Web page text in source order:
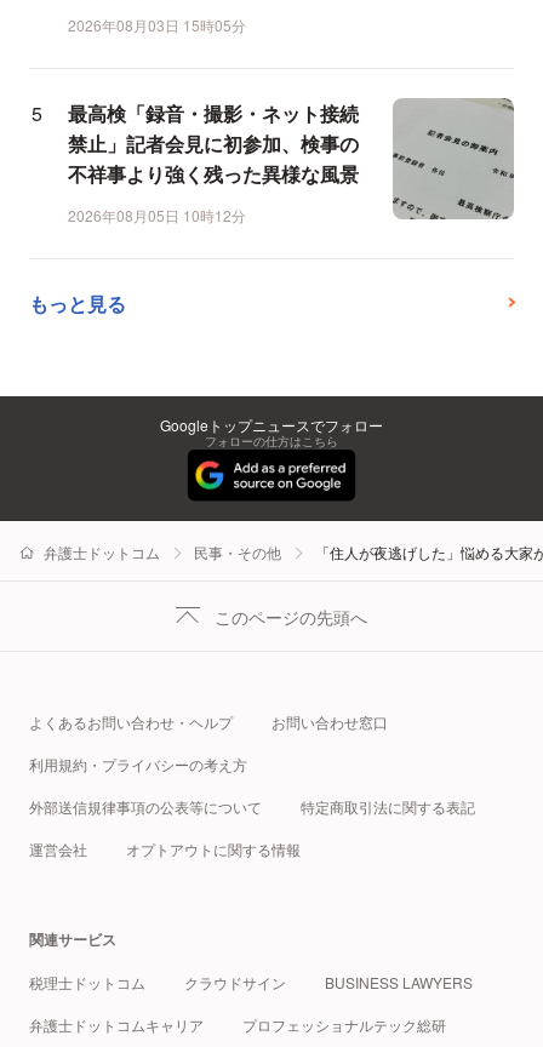
2026年08月03日 15時05分
最高検「録音・撮影・ネット接続
禁止」記者会見に初参加、検事の
不祥事より強く残った異様な風景
2026年08月05日 10時12分
もっと見る
Googleトップニュースでフォロー
フォローの仕方はこちら
弁護士ドットコム 民事・その他 「住人が夜逃げした」悩める大
このページの先頭へ
よくあるお問い合わせ・ヘルプ お問い合わせ窓口
利用規約・プライバシーの考え方
外部送信規律事項の公表等について 特定商取引法に関する表記
運営会社 オプトアウトに関する情報
関連サービス
税理士ドットコム クラウドサイン BUSINESS LAWYERS
弁護士ドットコムキャリア プロフェッショナルテック総研